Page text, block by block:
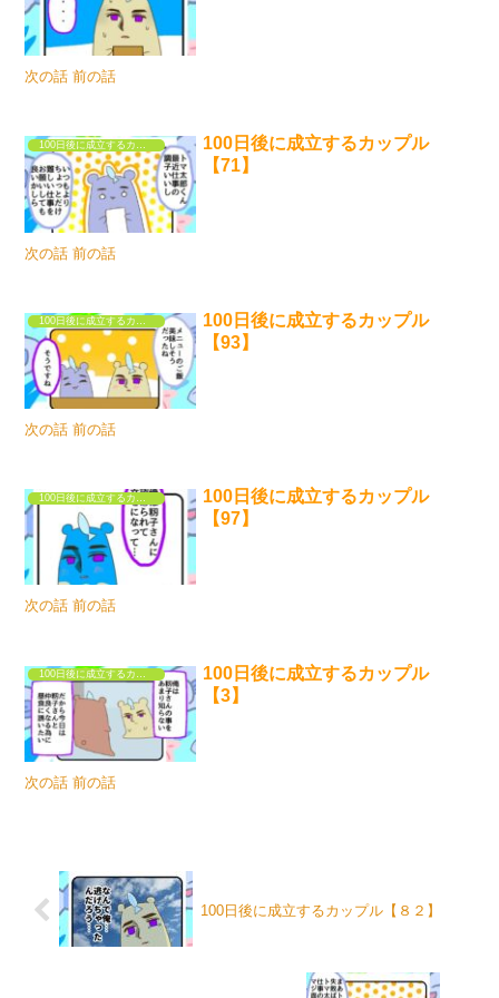
次の話 前の話
100日後に成立するカップル
100日後に成立するカップル
【71】
次の話 前の話
100日後に成立するカップル
100日後に成立するカップル
【93】
次の話 前の話
100日後に成立するカップル
【97】
次の話 前の話
100日後に成立するカップル
100日後に成立するカップル
【3】
次の話 前の話
100日後に成立するカップル【８２】